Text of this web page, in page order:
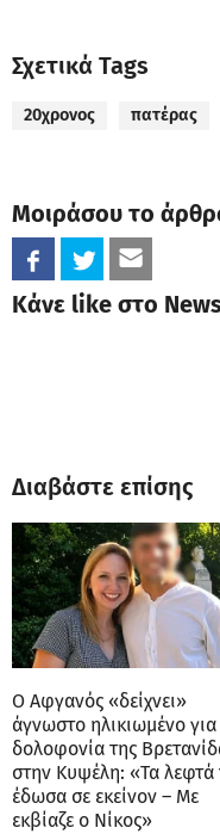
Σχετικά Tags
20χρονος πατέρας
Μοιράσου το
Κάνε like στο
Διαβάστε επίσης
Ο Αφγανός «δείχνει»
άγνωστο ηλικιωμένο για
δολοφονία της
στην Κυψέλη: «Τα λεφτά
έδωσα σε εκείνον – Με
εκβίαζε ο Νίκος»